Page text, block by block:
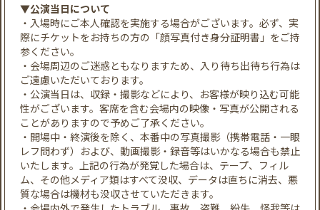
▼公演当日について
・入場時にご本人確認を実施する場合がございます。必ず、実
際にチケットをお持ちの方の「顔写真付き身分証明書」をご持
参ください。
・会場周辺のご迷惑ともなりますため、入り待ち出待ち行為は
ご遠慮いただいております。
・公演当日は、収録・撮影などにより、お客様が映り込む可能
性がございます。客席を含む会場内の映像・写真が公開される
ことがありますので予めご了承ください。
・開場中・終演後を除く、本番中の写真撮影（携帯電話・一眼
レフ問わず）および、動画撮影・録音等はいかなる場合も禁止
いたします。上記の行為が発覚した場合は、テープ、フィル
ム、その他メディア類はすべて没収、データは直ちに消去、悪
質な場合は機材も没収させていただきます。